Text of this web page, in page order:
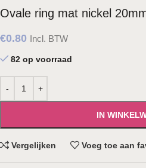
Ovale ring mat nickel
€0.80 Incl. BTW
82 op voorraad
IN
Vergelijken Voeg toe aan